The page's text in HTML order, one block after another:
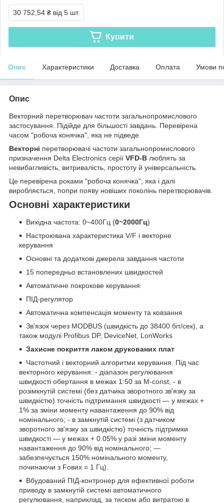
30 752,54 ₴ від 5 шт.
Купити
Опис Характеристики Доставка Оплата Умови
Опис
Векторний перетворювач частоти загальнопромислового
застосування. Підійде для більшості завдань. Перевірена
часом "робоча конячка", яка не підведе
Векторні перетворювачі частоти загальнопромислового
призначення Delta Electronics серії VFD-B люблять за
невибагливість, витривалість, простоту й універсальність.
Це перевірена роками "робоча конячка", яка і далі
виробляється, попри появу новіших поколінь перетворювачів.
Основні характеристики
Вихідна частота: 0~400Гц (0~2000Гц)
Настроювана характеристика V/F і векторне
керування
Основні та додаткові джерела завдання частоти
15 попередньо встановлених швидкостей
Автоматичне покрокове керування
ПІД-регулятор
Автоматична компенсація моменту та ковзання
Зв'язок через MODBUS (швидкість до 38400 біт/сек), а
також модулі Profibus DP, DeviceNet, LonWorks
Захисне покриття лаком друкованих плат
Частотний і векторний алгоритми керування. Під час
векторного керування: - діапазон регулювання
швидкості обертання в межах 1:50 за M-const; - в
розімкнутій системі (без датчика зворотного зв'язку за
швидкістю) точність підтримання швидкості — у межах +
1% за зміни моменту навантаження до 90% від
номінального; - в замкнутій системі (з датчиком
зворотного зв'язку за швидкістю) точність підтримки
швидкості — у межах + 0.05% у разі зміни моменту
навантаження до 90% від номінального; —
забезпечується 150% номінального моменту,
починаючи з Fових = 1 Гц).
Вбудований ПІД-контронер для ефективної роботи
приводу в замкнутій системі автоматичного
регулювання, наприклад, за тиском або витратою в